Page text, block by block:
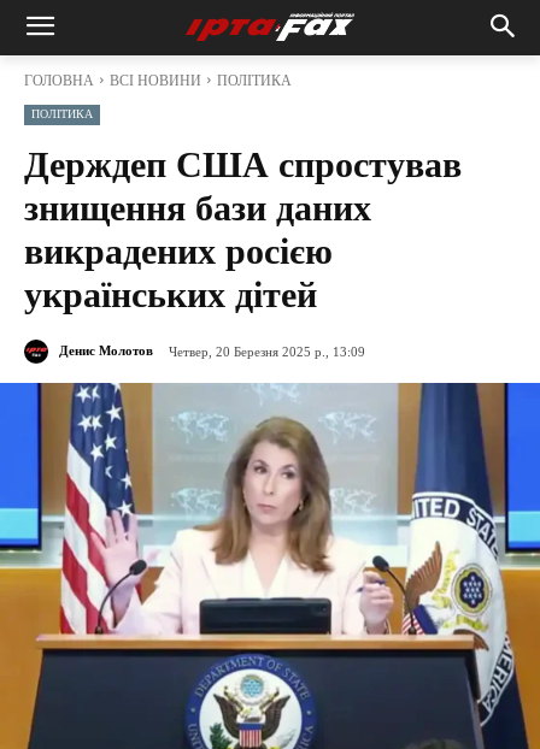
ГОЛОВНА ВСІ НОВИНИ ПОЛІТИКА
ПОЛІТИКА
Держдеп США спростував
знищення бази даних
викрадених росією
українських дітей
Денис Молотов Четвер, 20 Березня 2025 р., 13:09